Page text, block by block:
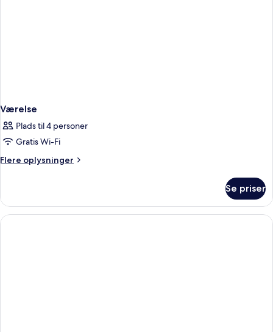
Værelse
Plads til 4 personer
Gratis Wi-Fi
Flere oplysninger
Flere
Se priser